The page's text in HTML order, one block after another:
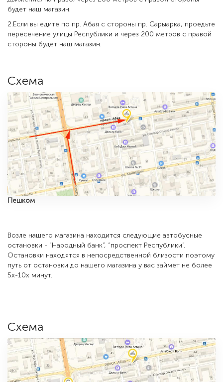
движение) на право, через 200 метров с правой стороны
будет наш магазин.
2.Если вы едите по пр. Абая с стороны пр. Сарыарка, проедьте
пересечение улицы Республики и через 200 метров с правой
стороны будет наш магазин.
Схема
Возле нашего магазина находится следующие автобусные
остановки - “Народный банк”, “проспект Республики”.
Остановки находятся в непосредственной близости поэтому
путь от остановки до нашего магазина у вас займет не более
5х-10х минут.
Схема